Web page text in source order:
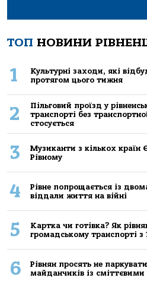
ТОП НОВИНИ
1
Культурні заходи, які
протягом цього тижня
2
Пільговий проїзд у
транспорті без
стосується
3
Музиканти з кількох країн
Рівному
4
Рівне попрощається із
віддали життя на війні
5
Картка чи готівка? Як
громадському транспорті з
6
Рівнян просять не
майданчиків із